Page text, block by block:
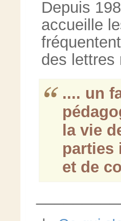
Depuis
accueille
des lettres
.... un
la vie
parties
et de